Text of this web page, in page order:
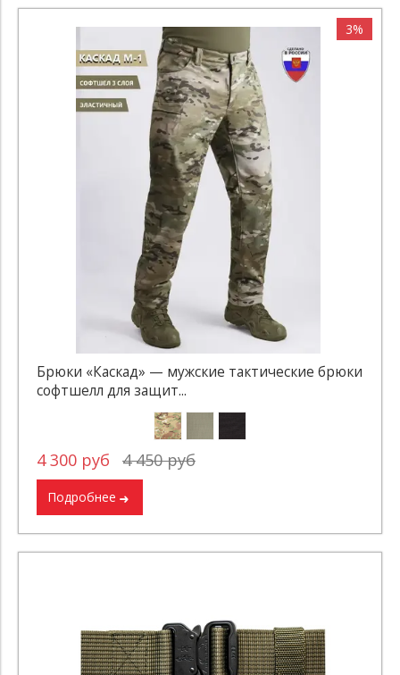
3%
Брюки «Каскад» — мужские тактические брюки
софтшелл для защит...
4 300 руб 4 450 руб
Подробнее